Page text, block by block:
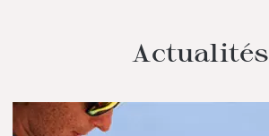
Actualités